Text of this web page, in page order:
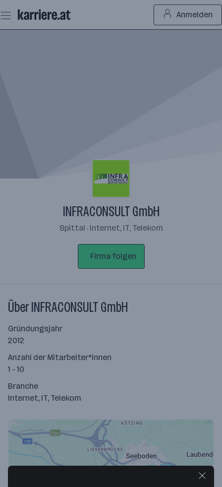
Seiteninhalt
springen
Anmelden
INFRACONSULT GmbH
Spittal · Internet, IT, Telekom
Firma folgen
Über INFRACONSULT GmbH
Gründungsjahr
2012
Anzahl der Mitarbeiter*innen
1 - 10
Branche
Internet, IT, Telekom